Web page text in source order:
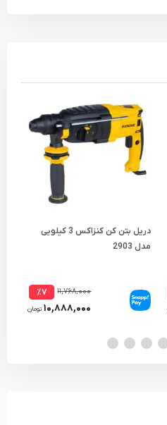
دریل بتن کن کنزاکس 3 کیلویی
مدل 2903
۱۱,۷۶۸,۰۰۰ ٪۷
۱۰,۸۸۸,۰۰۰ تومان